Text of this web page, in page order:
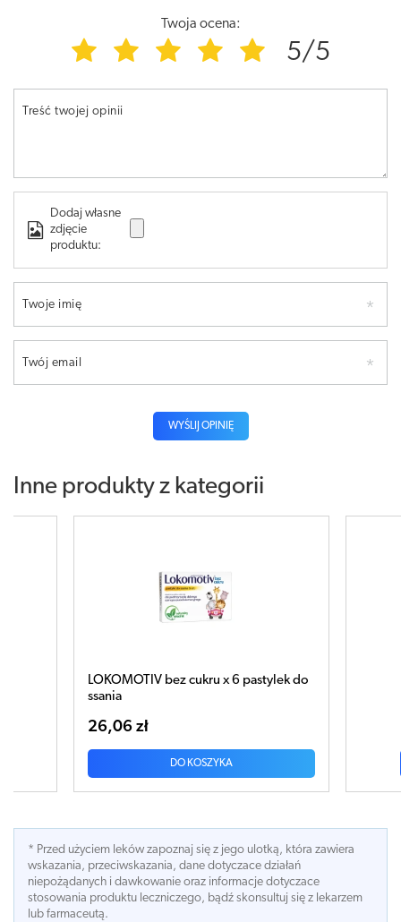
Twoja ocena:
5/5
Treść twojej opinii
Dodaj własne
zdjęcie
produktu:
Twoje imię
Twój email
WYŚLIJ OPINIĘ
Inne produkty z kategorii
LOKOMOTIV x 8 drażetek
DO KOSZYKA
* Przed użyciem leków zapoznaj się z jego ulotką, która zawiera
wskazania, przeciwskazania, dane dotyczace działań
niepożądanych i dawkowanie oraz informacje dotyczace
stosowania produktu leczniczego, bądź skonsultuj się z lekarzem
lub farmaceutą.